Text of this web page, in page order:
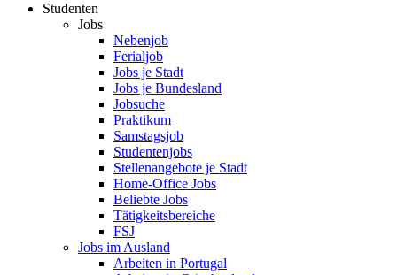
Studenten
Jobs
Nebenjob
Ferialjob
Jobs je Stadt
Jobs je Bundesland
Jobsuche
Praktikum
Samstagsjob
Studentenjobs
Stellenangebote je Stadt
Home-Office Jobs
Beliebte Jobs
Tätigkeitsbereiche
FSJ
Jobs im Ausland
Arbeiten in Portugal